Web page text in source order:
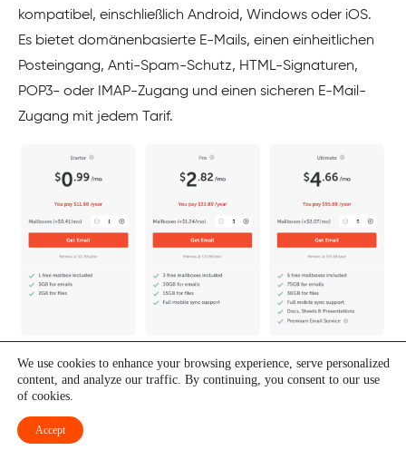
kompatibel, einschließlich Android, Windows oder iOS.
Es bietet domänenbasierte E-Mails, einen einheitlichen
Posteingang, Anti-Spam-Schutz, HTML-Signaturen,
POP3- oder IMAP-Zugang und einen sicheren E-Mail-
Zugang mit jedem Tarif.
Genießen Sie die nahtlose und sichere Zusammenarbeit
mit Ihren geschäftlichen E-Mails, indem Sie E-Mails,
Aufgabenlisten gemeinsam nutzen. Sie können von dem
We use cookies to enhance your browsing experience, serve personalized
content, and analyze our traffic. By continuing, you consent to our use
of cookies.
Accept